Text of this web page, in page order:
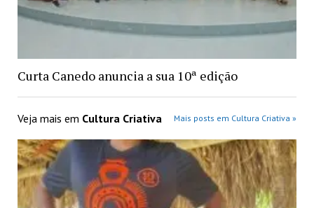
Curta Canedo anuncia a sua 10ª edição
Veja mais em Cultura Criativa Mais posts em Cultura Criativa »